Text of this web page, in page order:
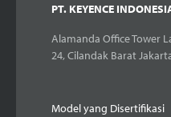
PT. KEYENCE
Alamanda Office Tower
24, Cilandak Barat
Model yang Disertifikasi